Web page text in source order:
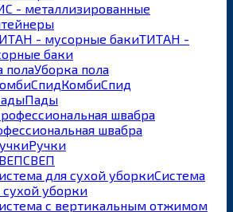
- металлизированные
ТИТАН -
баки
Уборка пола
КомбиСпид
Пады
швабра
Ручки
СВЕП
Система
сухой уборки